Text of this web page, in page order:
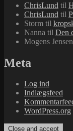
ChrisLund til
ChrisLund til
Storm til
Nanna til Den
Mogens Jensen
Meta
Log ind
Indlægsfeed
WordPress.org